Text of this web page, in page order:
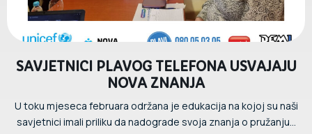
SAVJETNICI PLAVOG TELEFONA USVAJAJU
NOVA ZNANJA
U toku mjeseca februara održana je edukacija na kojoj su naši
savjetnici imali priliku da nadograde svoja znanja o pružanju...